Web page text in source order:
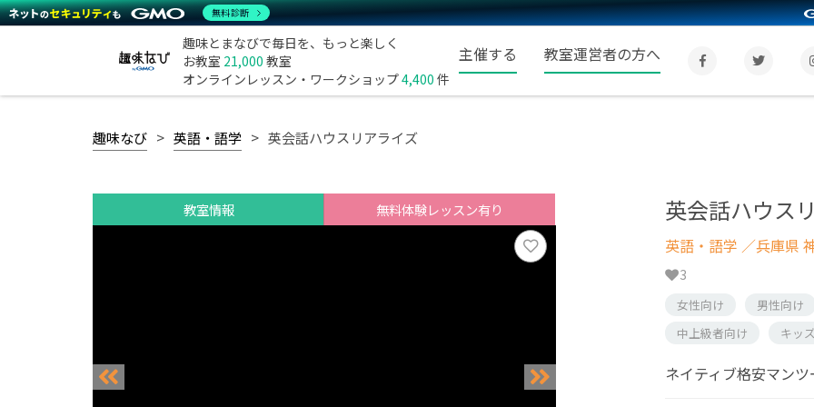
趣味とまなびで毎日を、もっと楽しく
お教室 21,000 教室
オンラインレッスン・ワークショップ4,400 件
主催する 教室運営者の方へ
趣味なび 英語・語学 英会話ハウスリアライズ
教室情報 無料体験レッスン有り 英会話ハウス
英語・語学 ／兵庫県
3
女性向け
男性向け
中上級者向け
キッ
ネイティブ格安マン
無料診断